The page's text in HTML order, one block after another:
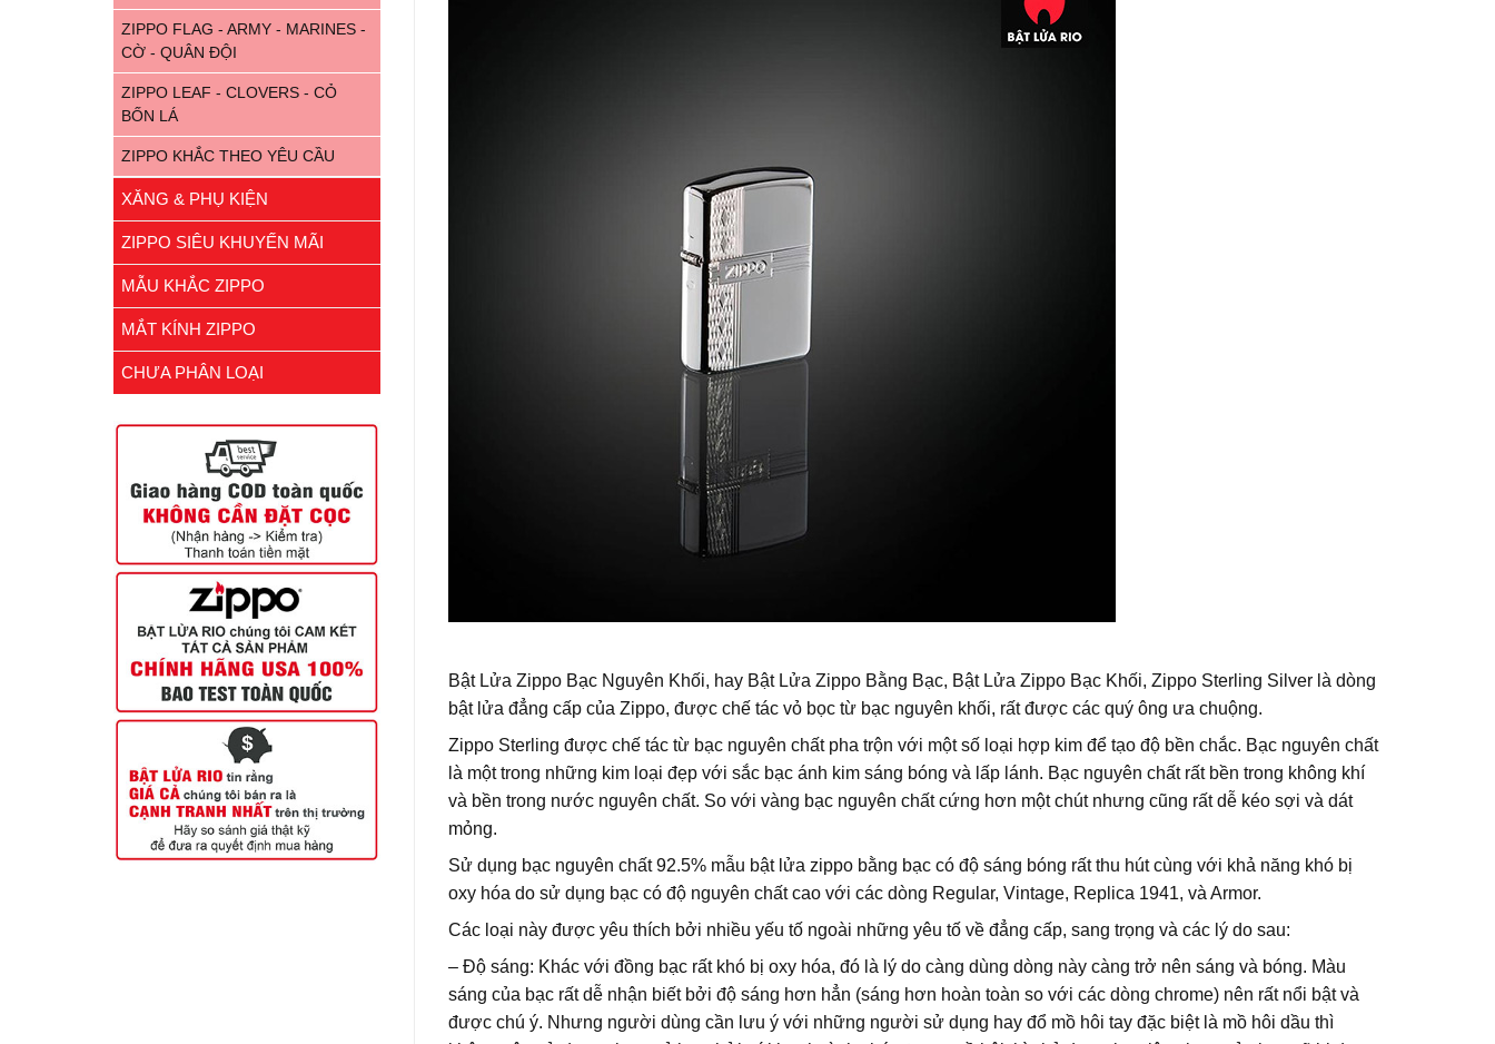
ZIPPO FLAG - ARMY - MARINES -
CỜ - QUÂN ĐỘI
ZIPPO LEAF - CLOVERS - CỎ
BỐN LÁ
ZIPPO KHẮC THEO YÊU CẦU
XĂNG & PHỤ KIỆN
ZIPPO SIÊU KHUYẾN MÃI
MẪU KHẮC ZIPPO
MẮT KÍNH ZIPPO
CHƯA PHÂN LOẠI
Bật Lửa Zippo Bạc Nguyên Khối, hay Bật Lửa Zippo Bằng Bạc, Bật Lửa Zippo Bạc Khối, Zippo Sterling Silver là dòng
bật lửa đẳng cấp của Zippo, được chế tác vỏ bọc từ bạc nguyên khối, rất được các quý ông ưa chuộng.
Zippo Sterling được chế tác từ bạc nguyên chất pha trộn với một số loại hợp kim để tạo độ bền chắc. Bạc nguyên chất
là một trong những kim loại đẹp với sắc bạc ánh kim sáng bóng và lấp lánh. Bạc nguyên chất rất bền trong không khí
và bền trong nước nguyên chất. So với vàng bạc nguyên chất cứng hơn một chút nhưng cũng rất dễ kéo sợi và dát
mỏng.
Sử dụng bạc nguyên chất 92.5% mẫu bật lửa zippo bằng bạc có độ sáng bóng rất thu hút cùng với khả năng khó bị
oxy hóa do sử dụng bạc có độ nguyên chất cao với các dòng Regular, Vintage, Replica 1941, và Armor.
Các loại này được yêu thích bởi nhiều yếu tố ngoài những yêu tố về đẳng cấp, sang trọng và các lý do sau:
– Độ sáng: Khác với đồng bạc rất khó bị oxy hóa, đó là lý do càng dùng dòng này càng trở nên sáng và bóng. Màu
sáng của bạc rất dễ nhận biết bởi độ sáng hơn hẳn (sáng hơn hoàn toàn so với các dòng chrome) nên rất nổi bật và
được chú ý. Nhưng người dùng cần lưu ý với những người sử dụng hay đổ mồ hôi tay đặc biệt là mồ hôi dầu thì